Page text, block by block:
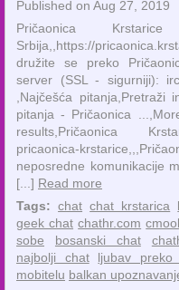
Published on Aug 27, 2019
Pričaonica
Srbija,,https://
družite se preko
server (SSL - sigurniji):
,Najčešća pitanja,Pretraži
pitanja - Pričaonica
results,Pričaonica
pricaonica-
neposredne komunikacije
[...] Read more
Tags: chat chat krstarica
geek chat chathr.com
sobe
bosanski chat
najbolji chat
ljubav preko
mobitelu balkan